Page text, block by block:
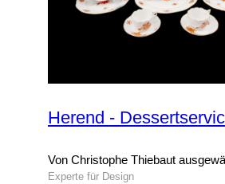
Herend -
Von Christophe Thiebaut
Experte für Design